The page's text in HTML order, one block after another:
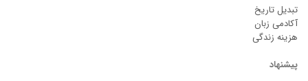
تبدیل تاریخ
آکادمی زبان
هزینه زندگی
پیشنهاد